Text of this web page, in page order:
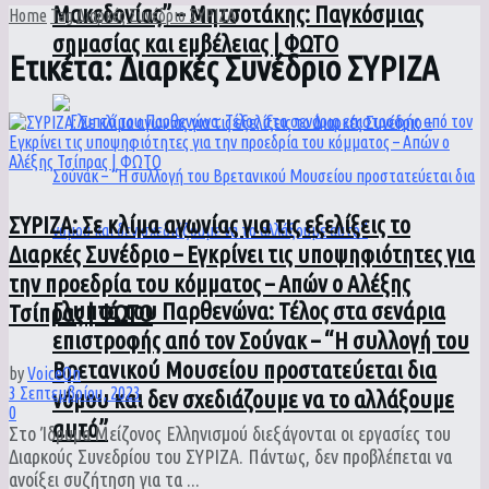
Μακεδονίας” – Μητσοτάκης: Παγκόσμιας
σημασίας και εμβέλειας | ΦΩΤΟ
Γλυπτά του Παρθενώνα: Τέλος στα σενάρια
επιστροφής από τον Σούνακ – “Η συλλογή του
Βρετανικού Μουσείου προστατεύεται δια
νόμου και δεν σχεδιάζουμε να το αλλάξουμε
αυτό”
Home TagΔιαρκές Συνέδριο ΣΥΡΙΖΑ
Ετικέτα:Διαρκές Συνέδριο ΣΥΡΙΖΑ
ΣΥΡΙΖΑ: Σε κλίμα αγωνίας για τις εξελίξεις το
Διαρκές Συνέδριο – Εγκρίνει τις υποψηφιότητες για
την προεδρία του κόμματος – Απών ο Αλέξης
Τσίπρας | ΦΩΤΟ
byVoiceOn
3 Σεπτεμβρίου, 2023
0
Στο Ίδρυμα Μείζονος Ελληνισμού διεξάγονται οι εργασίες του
Διαρκούς Συνεδρίου του ΣΥΡΙΖΑ. Πάντως, δεν προβλέπεται να
ανοίξει συζήτηση για τα ...